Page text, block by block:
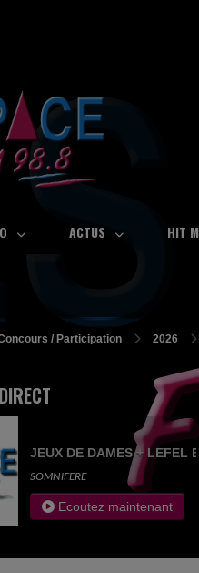
ACTUS HIT
/ Participation 2026
JEUX DE DAMES + LEFEL
SOMNIFERE
Ecoutez maintenant